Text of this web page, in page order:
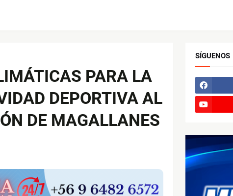
PARA LA
DEPORTIVA AL
DE MAGALLANES
SÍGUENOS